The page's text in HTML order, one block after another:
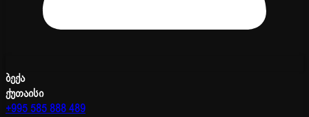
ბექა
ქუთაისი
+995 585 888 489